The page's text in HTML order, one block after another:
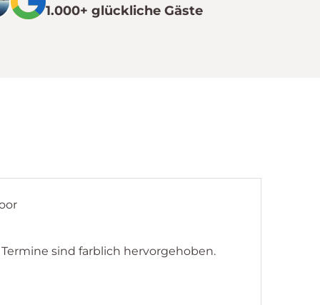
1.000+ glückliche Gäste
sind farblich hervorgehoben.